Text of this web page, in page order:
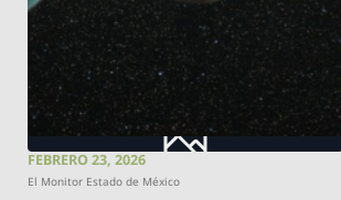
FEBRERO 23, 2026
El Monitor Estado de México